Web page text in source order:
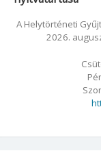
A Helytörténeti
2026.